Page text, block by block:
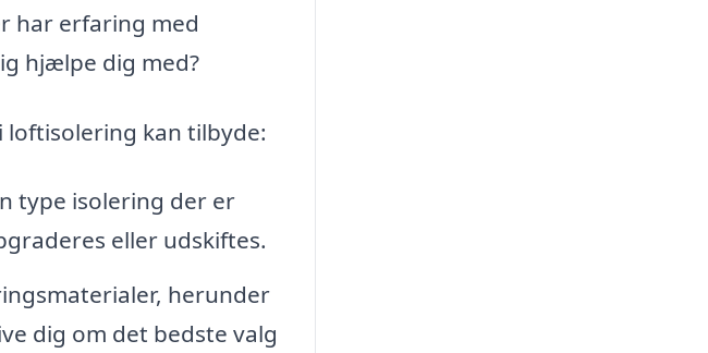
har erfaring med
hjælpe dig med?
loftisolering kan tilbyde:
type isolering der er
eller udskiftes.
herunder
dig om det bedste valg